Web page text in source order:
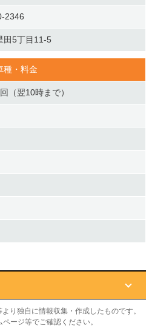
2346
田5丁目11-5
種・料金
（翌10時まで）
り独自に情報収集・作成したものです。
ージ等でご確認ください。